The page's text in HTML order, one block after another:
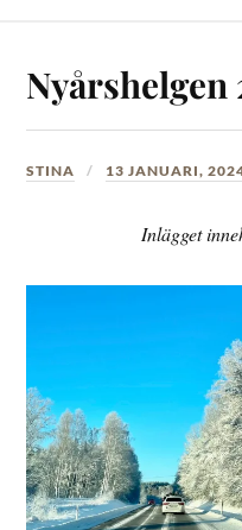
Nyårshelgen
STINA 13 JANUARI,
Inlägget